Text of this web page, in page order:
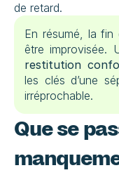
de retard.
En résumé, la
être improvisée.
restitution
les clés d’une
irréprochable.
Que se